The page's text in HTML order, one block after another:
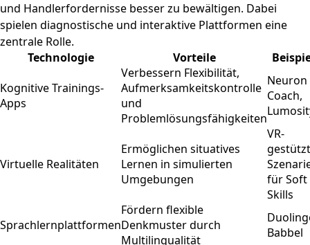
und Handlerfordernisse besser zu bewältigen. Dabei
spielen diagnostische und interaktive Plattformen eine
zentrale Rolle.
Technologie
Vorteile
Kognitive Trainings-
Apps
Verbessern Flexibilität,
Aufmerksamkeitskontrolle
und
Problemlösungsfähigkeiten
Neuron
Coach,
Virtuelle Realitäten
Ermöglichen situatives
Lernen in simulierten
Umgebungen
VR-
für Soft
Skills
Sprachlernplattformen
Fördern flexible
Denkmuster durch
Multilingualität
Babbel